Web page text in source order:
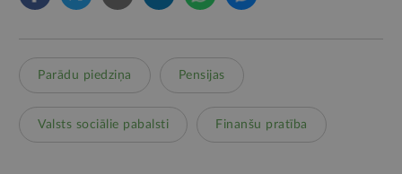
Parādu piedziņa Pensijas
Valsts sociālie pabalsti Finanšu pratība